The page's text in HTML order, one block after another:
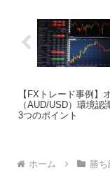
【FXトレード事例】
（AUD/USD）環境
3つのポイント
ホーム 勝ち